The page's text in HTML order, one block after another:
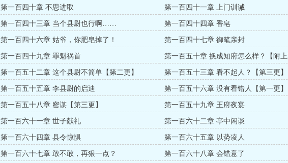
第一百四十章 不思进取 第一百四十一章 上门训诫
第一百四十三章 当个县尉也行啊…… 第一百四十四章 香皂
第一百四十六章 姑爷，你肥皂掉了！ 第一百四十七章 御笔亲封
第一百四十九章 罪魁祸首 第一百五十章 换成知府怎么样？【附上
第一百五十二章 这个县尉不简单【第二更】 第一百五十三章 看不起人？【第三更】
第一百五十五章 李县尉的启迪 第一百五十六章 没有看错人【第一更】
第一百五十八章 密谋【第三更】 第一百五十九章 王府夜宴
第一百六十一章 世子献礼 第一百六十二章 亭中闲谈
第一百六十四章 县令惊惧 第一百六十五章 以势凌人
第一百六十七章 敢不敢，再狠一点？ 第一百六十八章 会错意了